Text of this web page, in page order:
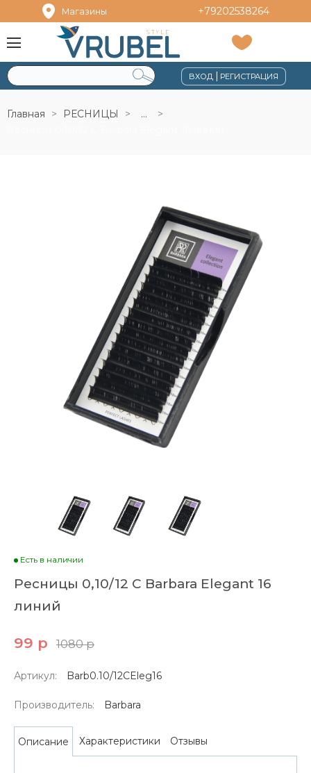
Магазины +79202538264
ВХОД |РЕГИСТРАЦИЯ
Главная РЕСНИЦЫ
...
Есть в наличии
Ресницы 0,10/12 C Barbara Elegant 16
линий
99 р 1080 р
Артикул: Barb0.10/12CEleg16
Производитель: Barbara
Описание Характеристики Отзывы